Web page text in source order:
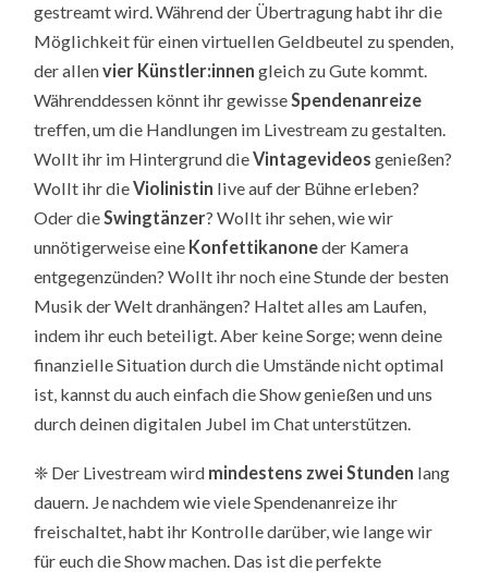
gestreamt wird. Während der Übertragung habt ihr die
Möglichkeit für einen virtuellen Geldbeutel zu spenden,
der allenvier Künstler:innen gleich zu Gute kommt.
Währenddessen könnt ihr gewisseSpendenanreize
treffen, um die Handlungen im Livestream zu gestalten.
Wollt ihr im Hintergrund dieVintagevideos genießen?
Wollt ihr dieViolinistin live auf der Bühne erleben?
Oder dieSwingtänzer? Wollt ihr sehen, wie wir
unnötigerweise eine Konfettikanoneder Kamera
entgegenzünden? Wollt ihr noch eine Stunde der besten
Musik der Welt dranhängen? Haltet alles am Laufen,
indem ihr euch beteiligt. Aber keine Sorge; wenn deine
finanzielle Situation durch die Umstände nicht optimal
ist, kannst du auch einfach die Show genießen und uns
durch deinen digitalen Jubel im Chat unterstützen.
❈ Der Livestream wird mindestens zwei Stunden lang
dauern. Je nachdem wie viele Spendenanreize ihr
freischaltet, habt ihr Kontrolle darüber, wie lange wir
für euch die Show machen. Das ist die perfekte